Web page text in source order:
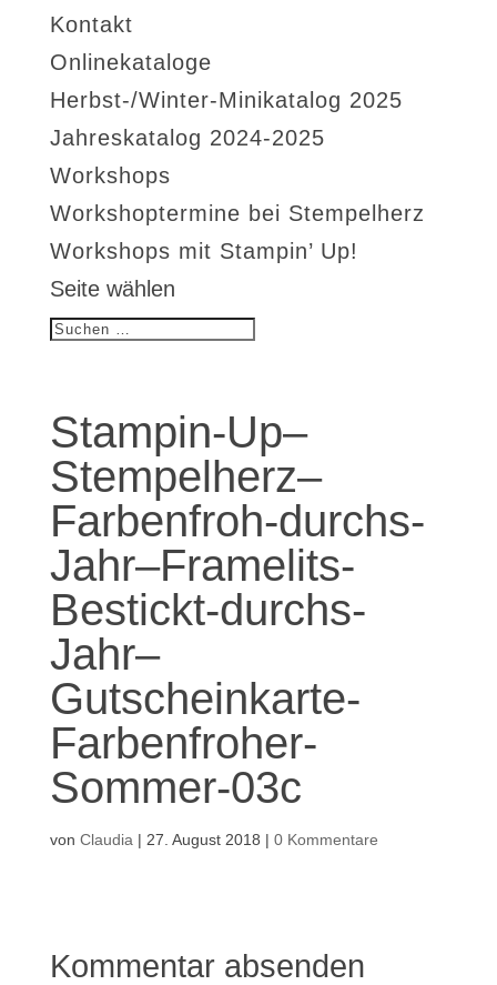
Kontakt
Onlinekataloge
Herbst-/Winter-Minikatalog 2025
Jahreskatalog 2024-2025
Workshops
Workshoptermine bei Stempelherz
Workshops mit Stampin’ Up!
Seite wählen
Stampin-Up–
Stempelherz–
Farbenfroh-durchs-
Jahr–Framelits-
Bestickt-durchs-
Jahr–
Gutscheinkarte-
Farbenfroher-
Sommer-03c
von Claudia | 27. August 2018 | 0 Kommentare
Kommentar absenden